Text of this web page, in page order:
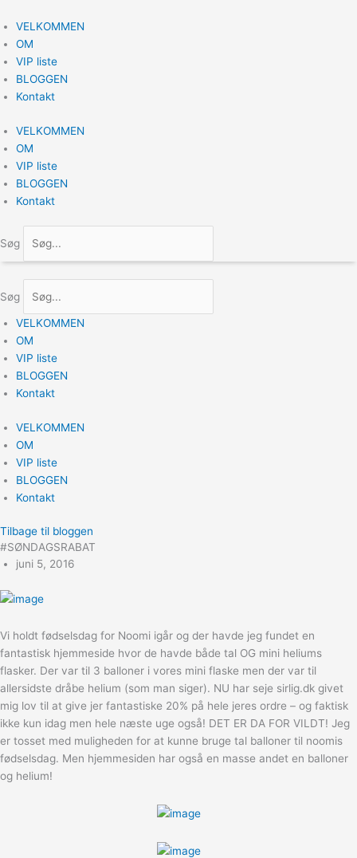
til
indholdet
VELKOMMEN
OM
VIP liste
BLOGGEN
Kontakt
VELKOMMEN
OM
VIP liste
BLOGGEN
Kontakt
Søg
Søg
VELKOMMEN
OM
VIP liste
BLOGGEN
Kontakt
VELKOMMEN
OM
VIP liste
BLOGGEN
Kontakt
Tilbage til bloggen
#SØNDAGSRABAT
juni 5, 2016
Vi holdt fødselsdag for Noomi igår og der havde jeg fundet en
fantastisk hjemmeside hvor de havde både tal OG mini heliums
flasker. Der var til 3 balloner i vores mini flaske men der var til
allersidste dråbe helium (som man siger). NU har seje sirlig.dk givet
mig lov til at give jer fantastiske 20% på hele jeres ordre – og faktisk
ikke kun idag men hele næste uge også! DET ER DA FOR VILDT! Jeg
er tosset med muligheden for at kunne bruge tal balloner til noomis
fødselsdag. Men hjemmesiden har også en masse andet en balloner
og helium!